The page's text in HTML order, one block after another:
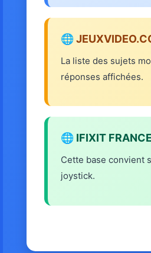
🌐
La liste des sujets
réponses affichées.
🌐 IFIXIT FRANCE
Cette base convient
joystick.